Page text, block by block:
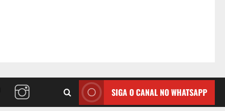
SIGA O CANAL NO WHATSAPP